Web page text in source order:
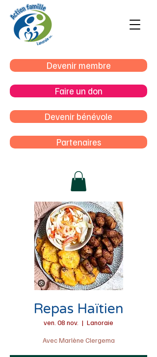
Devenir membre
Faire un don
Devenir bénévole
Partenaires
Repas Haïtien
ven. 08 nov.
  |
Lanoraie
Avec Marlène Clergema